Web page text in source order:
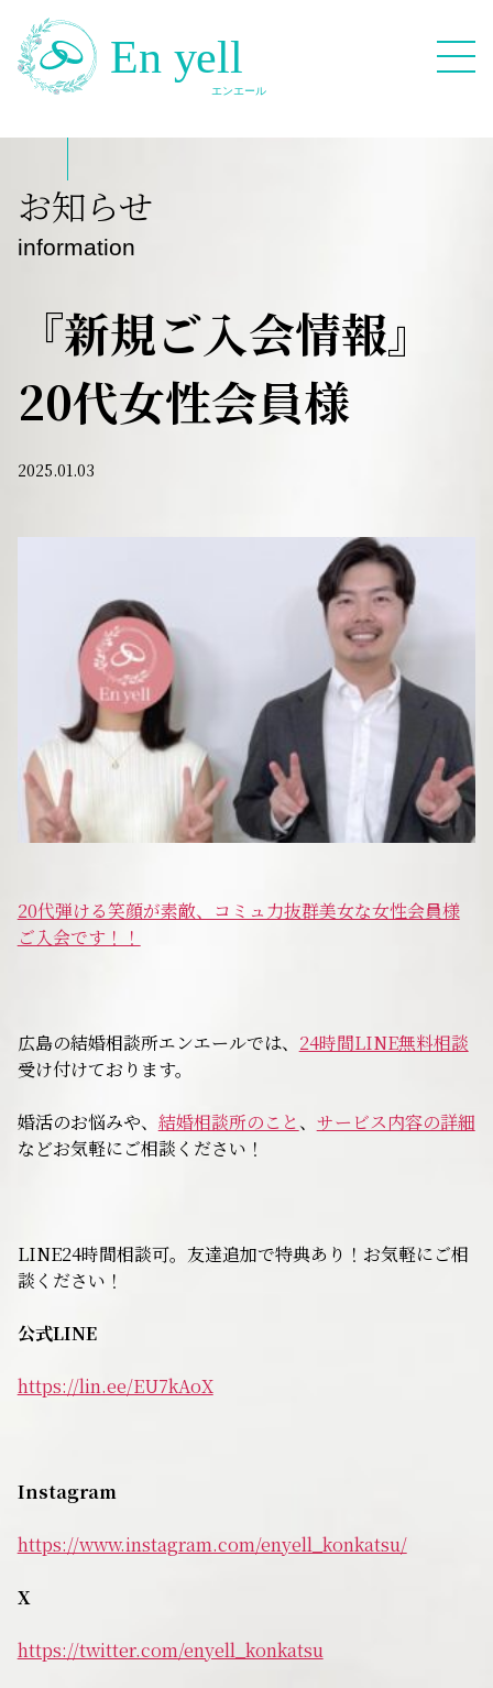
082-909-2380
無料相談応募フォーム
HOME
サービスの特徴
料金
サービス比較
お知らせ
information
『新規ご入会情報』
20代女性会員様
2025.01.03
20代弾ける笑顔が素敵、コミュ力抜群美女な女性会員様
ご入会です！！
広島の結婚相談所エンエールでは、 24時間LINE無料相談
受け付けております。
婚活のお悩みや、 結婚相談所のこと、 サービス内容の詳細
などお気軽にご相談ください！
LINE24時間相談可。友達追加で特典あり！お気軽にご相
談ください！
公式LINE
https://lin.ee/EU7kAoX
Instagram
https://www.instagram.com/enyell_konkatsu/
X
https://twitter.com/enyell_konkatsu